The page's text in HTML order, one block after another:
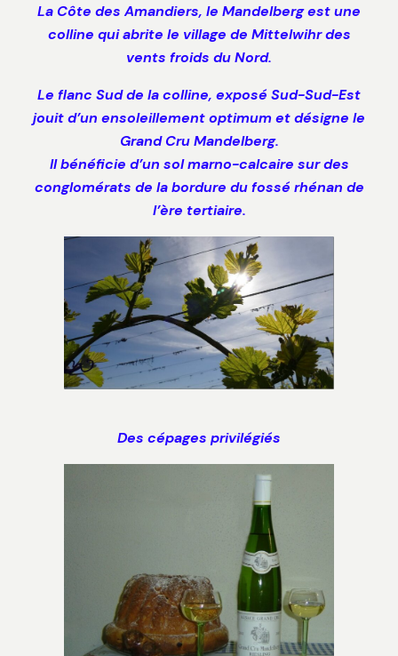
La Côte des Amandiers, le Mandelberg est une
colline qui abrite le village de Mittelwihr des
vents froids du Nord.
Le flanc Sud de la colline, exposé Sud-Sud-Est
jouit d’un ensoleillement optimum et désigne le
Grand Cru Mandelberg.
Il bénéficie d’un sol marno-calcaire sur des
conglomérats de la bordure du fossé rhénan de
l’ère tertiaire.
Des cépages privilégiés